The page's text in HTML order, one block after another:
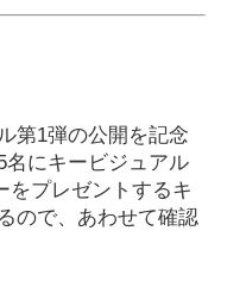
第1弾の公開を記念
名にキービジュアル
をプレゼントするキ
ので、あわせて確認